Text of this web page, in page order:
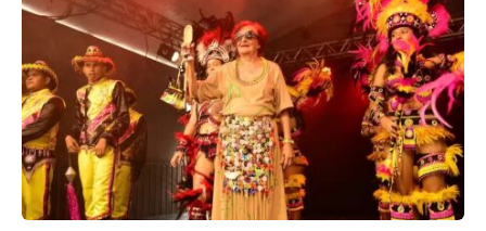
festival passou a ocupar o calendário de
outubro a partir de 2025, apostando agora
também em uma atmosfera inspirada no
Halloweene nas histórias misteriosas de
Noronha.